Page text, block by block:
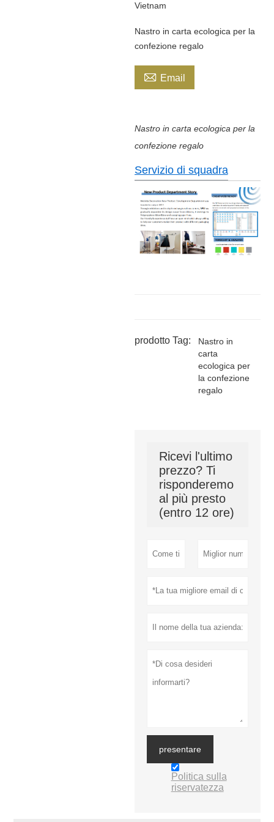
Vietnam
Nastro in carta ecologica per la
confezione regalo
 Email
Nastro in carta ecologica per la
confezione regalo
Servizio di squadra
prodotto Tag:
Nastro in
carta
ecologica per
la confezione
regalo
Ricevi l'ultimo
prezzo? Ti
risponderemo
al più presto
(entro 12 ore)
presentare
Politica sulla
riservatezza